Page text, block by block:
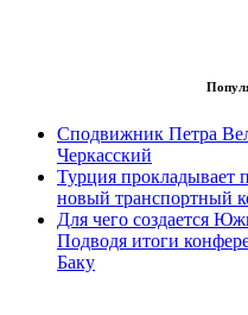
Сподвижник Петра
Черкасский
Турция прокладывает
новый транспортный
Для чего создается
Подводя итоги
Баку